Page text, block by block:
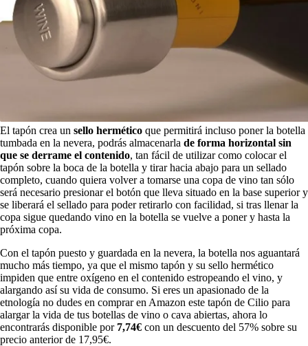
El tapón crea un sello hermético que permitirá incluso poner la botella
tumbada en la nevera, podrás almacenarla de forma horizontal sin
que se derrame el contenido, tan fácil de utilizar como colocar el
tapón sobre la boca de la botella y tirar hacia abajo para un sellado
completo, cuando quiera volver a tomarse una copa de vino tan sólo
será necesario presionar el botón que lleva situado en la base superior y
se liberará el sellado para poder retirarlo con facilidad, si tras llenar la
copa sigue quedando vino en la botella se vuelve a poner y hasta la
próxima copa.
Con el tapón puesto y guardada en la nevera, la botella nos aguantará
mucho más tiempo, ya que el mismo tapón y su sello hermético
impiden que entre oxígeno en el contenido estropeando el vino, y
alargando así su vida de consumo. Si eres un apasionado de la
etnología no dudes en comprar en Amazon este tapón de Cilio para
alargar la vida de tus botellas de vino o cava abiertas, ahora lo
encontrarás disponible por7,74€ con un descuento del 57% sobre su
precio anterior de 17,95€.